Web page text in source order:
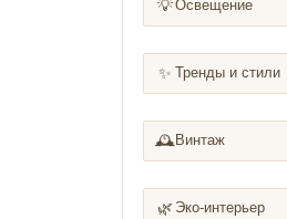
💡Освещение
✨ Тренды и стили
🕰️ Винтаж
🌿 Эко-интерьер